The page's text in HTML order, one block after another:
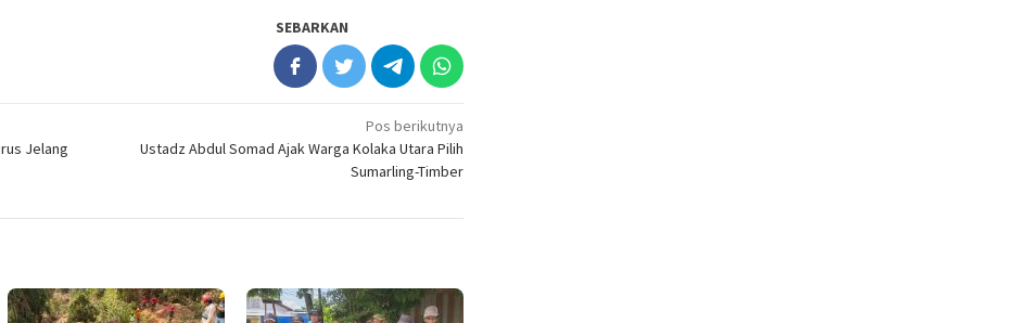
SEBARKAN
Jelang
Pos berikutnya
Ustadz Abdul Somad Ajak Warga Kolaka Utara Pilih
Sumarling-Timber